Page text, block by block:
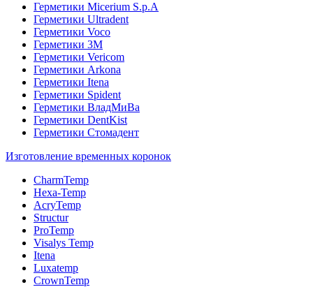
Герметики Micerium S.p.A
Герметики Ultradent
Герметики Voco
Герметики 3M
Герметики Vericom
Герметики Arkona
Герметики Itena
Герметики Spident
Герметики ВладМиВа
Герметики DentKist
Герметики Стомадент
Изготовление временных коронок
CharmTemp
Hexa-Temp
AcryTemp
Structur
ProTemp
Visalys Temp
Itena
Luxatemp
CrownTemp